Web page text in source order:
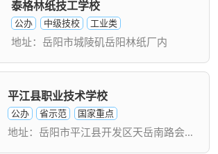
泰格林纸技工学校
公办 中级技校 工业类
地址：岳阳市城陵矶岳阳林纸厂内
平江县职业技术学校
公办 省示范 国家重点
地址：岳阳市平江县开发区天岳南路会背坪